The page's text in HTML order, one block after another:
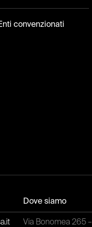
convenzionati
Dove siamo
Via Bonomea 265 –